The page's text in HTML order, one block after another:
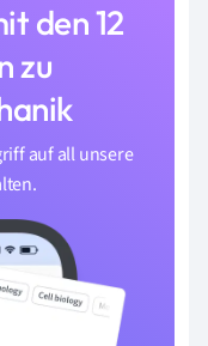
den 12
zu
auf all unsere